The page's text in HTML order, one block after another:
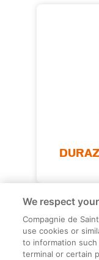
We respect
Compagnie de
use cookies or
to information
terminal or certain